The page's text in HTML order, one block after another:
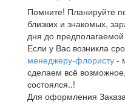
Помните! Планируйте
близких и знакомых,
дня до
Если у Вас возникла
менеджеру-флористу -
сделаем всё
состоялся..!
Для оформления